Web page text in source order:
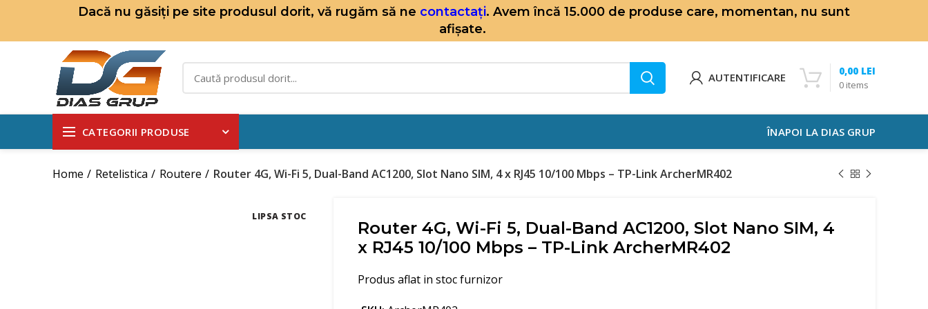
Dacă nu găsiți pe site produsul dorit, vă rugăm să ne contactați. Avem încă 15.000 de produse care, momentan, nu sunt
afișate.
AUTENTIFICARE
0 items
0,00 LEI
CATEGORII PRODUSE ÎNAPOI LA DIAS GRUP
Home Retelistica Routere Router 4G, Wi-Fi 5, Dual-Band AC1200, Slot Nano SIM, 4 x RJ45 10/100 Mbps – TP-Link ArcherMR402
LIPSA STOC
Router 4G, Wi-Fi 5, Dual-Band AC1200, Slot Nano SIM, 4
x RJ45 10/100 Mbps – TP-Link ArcherMR402
Produs aflat in stoc furnizor